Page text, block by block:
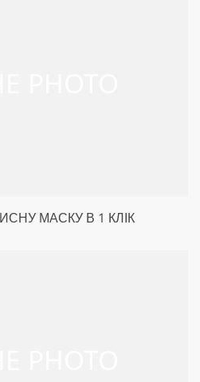
МАСКУ В 1 КЛІК